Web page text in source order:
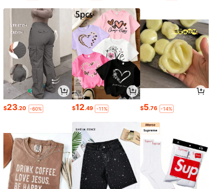
$23.20 -60% $12.49 -11% $5.76 -14%